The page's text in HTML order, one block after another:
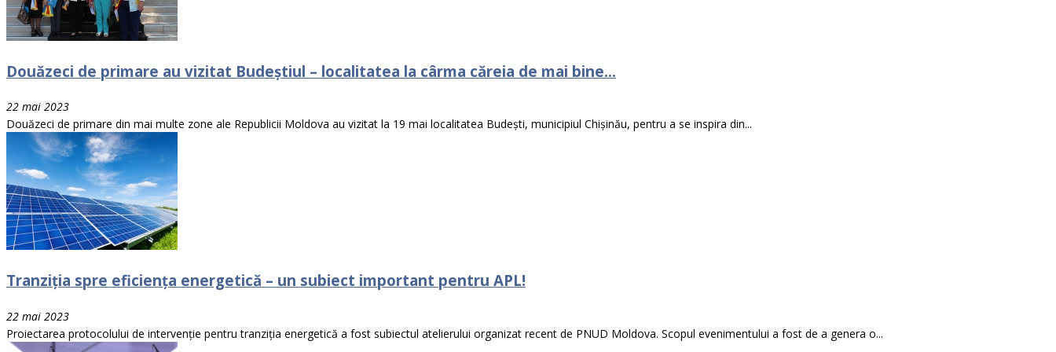
Douăzeci de primare au vizitat Budeștiul – localitatea la cârma căreia de mai bine...
22 mai 2023
Douăzeci de primare din mai multe zone ale Republicii Moldova au vizitat la 19 mai localitatea Budești, municipiul Chișinău, pentru a se inspira din...
Tranziția spre eficiența energetică – un subiect important pentru APL!
22 mai 2023
Proiectarea protocolului de intervenție pentru tranziția energetică a fost subiectul atelierului organizat recent de PNUD Moldova. Scopul evenimentului a fost de a genera o...